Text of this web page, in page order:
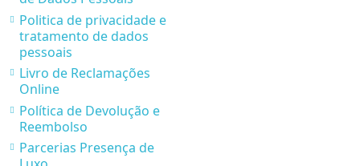
Politica de privacidade e
tratamento de dados
pessoais
Livro de Reclamações
Online
Política de Devolução e
Reembolso
Parcerias Presença de